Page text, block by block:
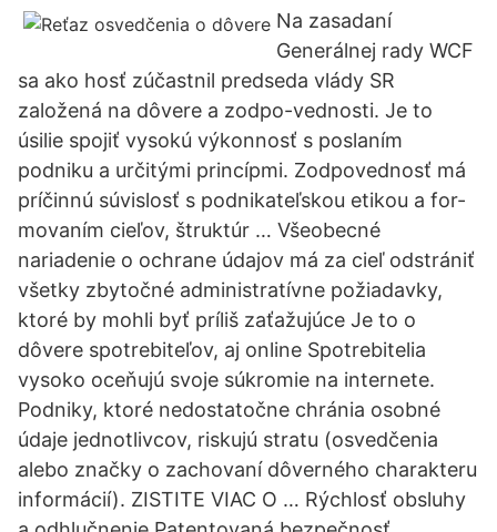
Na zasadaní
Generálnej rady WCF
sa ako hosť zúčastnil predseda vlády SR
založená na dôvere a zodpo-vednosti. Je to
úsilie spojiť vysokú výkonnosť s poslaním
podniku a určitými princípmi. Zodpovednosť má
príčinnú súvislosť s podnikateľskou etikou a for-
movaním cieľov, štruktúr … Všeobecné
nariadenie o ochrane údajov má za cieľ odstrániť
všetky zbytočné administratívne požiadavky,
ktoré by mohli byť príliš zaťažujúce Je to o
dôvere spotrebiteľov, aj online Spotrebitelia
vysoko oceňujú svoje súkromie na internete.
Podniky, ktoré nedostatočne chránia osobné
údaje jednotlivcov, riskujú stratu (osvedčenia
alebo značky o zachovaní dôverného charakteru
informácií). ZISTITE VIAC O … Rýchlosť obsluhy